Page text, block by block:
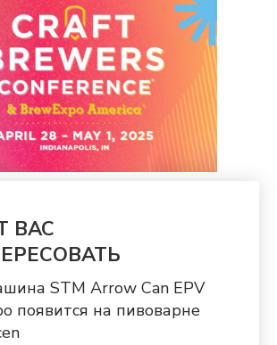
ВАС
STM Arrow Can EPV
появится на пивоварне